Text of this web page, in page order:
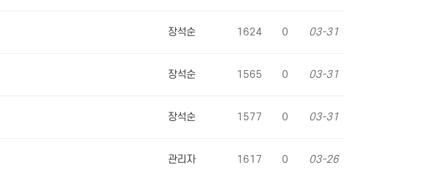
장석순 1624 0 03-31
장석순 1565 0 03-31
장석순 1577 0 03-31
관리자 1617 0 03-26